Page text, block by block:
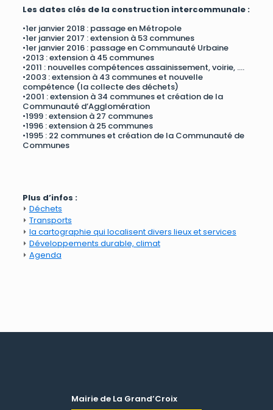
Les dates clés de la construction intercommunale :
•1er janvier 2018 : passage en Métropole
•1er janvier 2017 : extension à 53 communes
•1er janvier 2016 : passage en Communauté Urbaine
•2013 : extension à 45 communes
•2011 : nouvelles compétences assainissement, voirie, ….
•2003 : extension à 43 communes et nouvelle
compétence (la collecte des déchets)
•2001 : extension à 34 communes et création de la
Communauté d’Agglomération
•1999 : extension à 27 communes
•1996 : extension à 25 communes
•1995 : 22 communes et création de la Communauté de
Communes
Plus d’infos :
⏵ Déchets
⏵ Transports
⏵ la cartographie qui localisent divers lieux et services
⏵ Développements durable, climat
⏵ Agenda
Mairie de La Grand’Croix